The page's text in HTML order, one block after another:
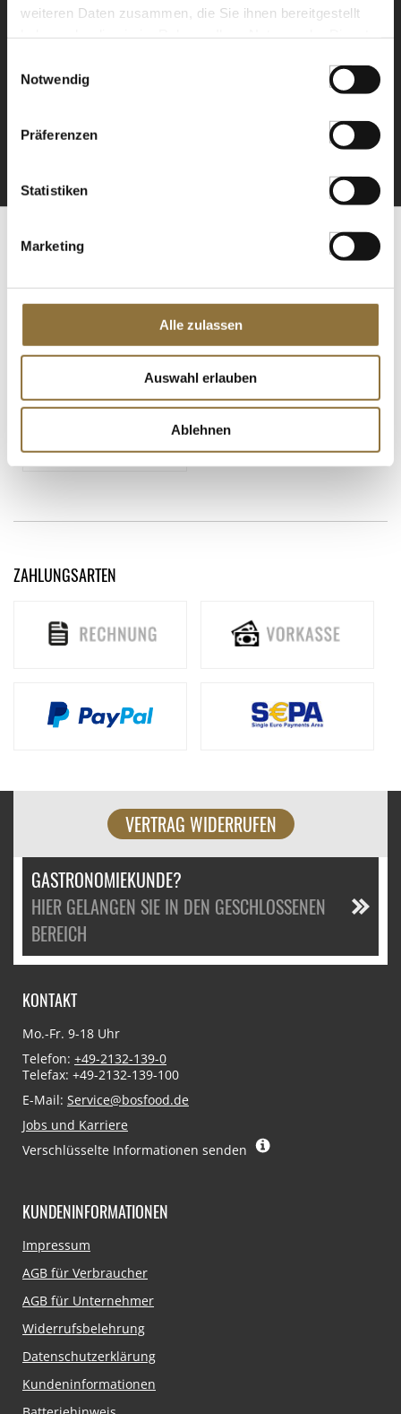
weiteren Daten zusammen, die Sie ihnen bereitgestellt
Notwendig
Präferenzen
Statistiken
Marketing
Alle zulassen
Auswahl erlauben
Ablehnen
NEWSLETTER
ZAHLUNGSARTEN
VERTRAG WIDERRUFEN
GASTRONOMIEKUNDE?
HIER GELANGEN SIE IN DEN GESCHLOSSENEN
BEREICH
KONTAKT
Mo.-Fr. 9-18 Uhr
Telefon: +49-2132-139-0
Telefax: +49-2132-139-100
E-Mail: Service@bosfood.de
Jobs und Karriere
Verschlüsselte Informationen senden
KUNDENINFORMATIONEN
Navigation
Impressum
AGB für Verbraucher
AGB für Unternehmer
Widerrufsbelehrung
Datenschutzerklärung
Kundeninformationen